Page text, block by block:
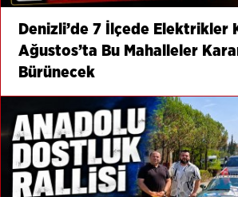
Denizli’de 7 İlçede Elektrikler
Ağustos’ta Bu Mahalleler
Bürünecek